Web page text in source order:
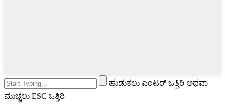
ಹುಡುಕಲು ಎಂಟರ್ ಒತ್ತಿರಿ ಅಥವಾ
ಮುಚ್ಚಲು ESC ಒತ್ತಿರಿ